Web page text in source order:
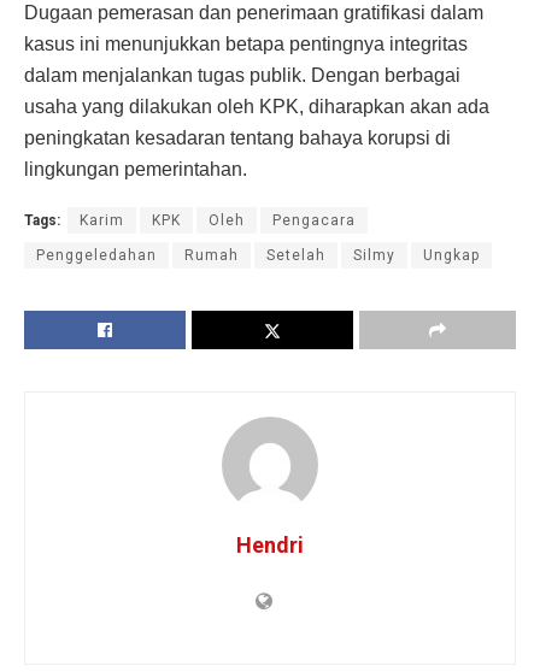
Dugaan pemerasan dan penerimaan gratifikasi dalam
kasus ini menunjukkan betapa pentingnya integritas
dalam menjalankan tugas publik. Dengan berbagai
usaha yang dilakukan oleh KPK, diharapkan akan ada
peningkatan kesadaran tentang bahaya korupsi di
lingkungan pemerintahan.
Tags: Karim KPK Oleh Pengacara
Penggeledahan Rumah Setelah Silmy Ungkap
Hendri